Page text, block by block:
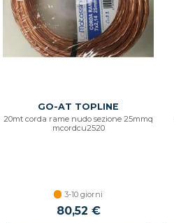
GO-AT TOPLINE
20mt corda rame nudo sezione 25mmq
mcordcu2520
3-10 giorni
80,52 €